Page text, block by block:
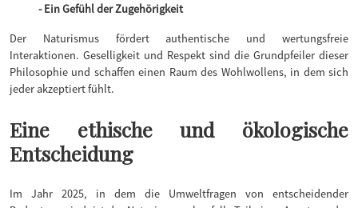
- Ein Gefühl der Zugehörigkeit
Der Naturismus fördert authentische und wertungsfreie
Interaktionen. Geselligkeit und Respekt sind die Grundpfeiler dieser
Philosophie und schaffen einen Raum des Wohlwollens, in dem sich
jeder akzeptiert fühlt.
Eine ethische und ökologische
Entscheidung
Im Jahr 2025, in dem die Umweltfragen von entscheidender